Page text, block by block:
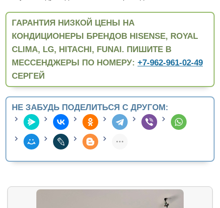
ГАРАНТИЯ НИЗКОЙ ЦЕНЫ НА
КОНДИЦИОНЕРЫ БРЕНДОВ HISENSE, ROYAL
CLIMA, LG, HITACHI, FUNAI. ПИШИТЕ В
МЕССЕНДЖЕРЫ ПО НОМЕРУ: +7-962-961-02-49
СЕРГЕЙ
НЕ ЗАБУДЬ ПОДЕЛИТЬСЯ С ДРУГОМ: